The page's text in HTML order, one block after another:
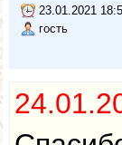
23.01.2021
гость